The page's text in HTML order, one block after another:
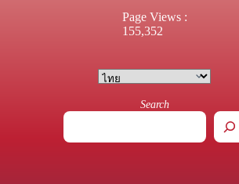
Page Views :
155,352
Search